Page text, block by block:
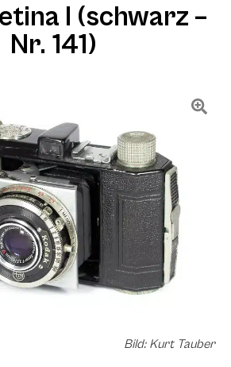
I (schwarz –
Nr. 141)
Bild: Kurt Tauber